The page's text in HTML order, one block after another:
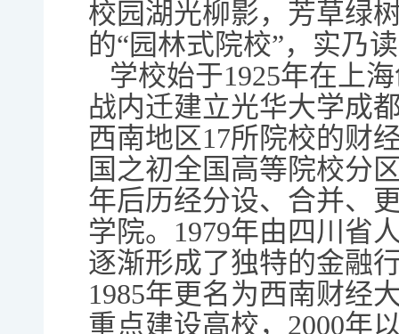
校园湖光柳影，芳草绿
的“园林式院校”，实乃
学校始于1925年在上
战内迁建立光华大学成
西南地区17所院校的财
国之初全国高等院校分
年后历经分设、合并、
学院。1979年由四川省
逐渐形成了独特的金融
1985年更名为西南财经
重点建设高校，2000年